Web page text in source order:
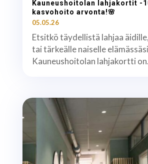
Kauneushoitolan lahjakortit -
kasvohoito arvonta!🌸
05.05.26
Etsitkö täydellistä lahjaa
tai tärkeälle naiselle
Kauneushoitolan lahjakortti